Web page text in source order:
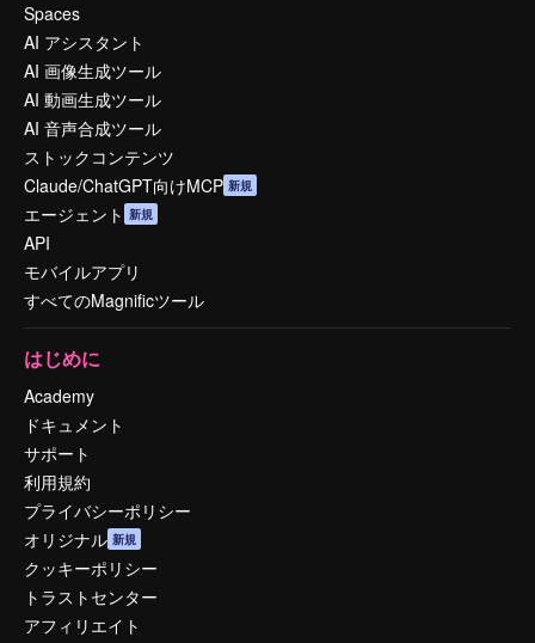
Spaces
AI アシスタント
AI 画像生成ツール
AI 動画生成ツール
AI 音声合成ツール
ストックコンテンツ
Claude/ChatGPT向けMCP 新規
エージェント 新規
API
モバイルアプリ
すべてのMagnificツール
はじめに
Academy
ドキュメント
サポート
利用規約
プライバシーポリシー
オリジナル 新規
クッキーポリシー
トラストセンター
アフィリエイト